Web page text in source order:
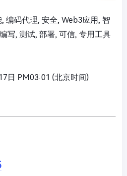
, 编码代理, 安全, Web3应用, 智
写, 测试, 部署, 可信, 专用工具
日 PM03:01 (北京时间)